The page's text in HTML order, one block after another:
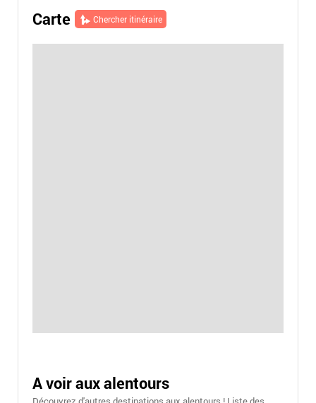
Carte Chercher itinéraire
A voir aux alentours